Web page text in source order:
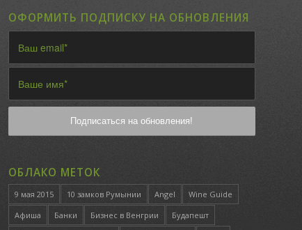
ОФОРМИТЬ ПОДПИСКУ НА ОБНОВЛЕНИЯ
ОБЛАКО МЕТОК
9 мая 2015 10 замков Румынии Angel
Wine Guide
Афиша
Банки Бизнес в Венгрии
Будапешт